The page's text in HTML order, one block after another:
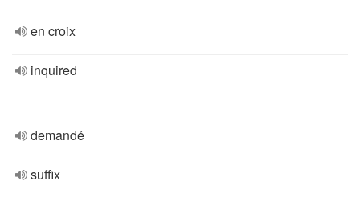
en croix
inquired
demandé
suffix